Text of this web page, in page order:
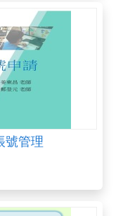
號管理